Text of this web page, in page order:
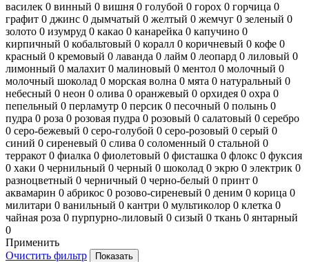
василек 0 винный 0 вишня 0 голубой 0 горох 0 горчица 0
графит 0 джинс 0 дымчатый 0 желтый 0 жемчуг 0 зеленый 0
золото 0 изумруд 0 какао 0 канарейка 0 капучино 0
кирпичный 0 кобальтовый 0 коралл 0 коричневый 0 кофе 0
красный 0 кремовый 0 лаванда 0 лайм 0 леопард 0 лиловый 0
лимонный 0 малахит 0 малиновый 0 ментол 0 молочный 0
молочный шоколад 0 морская волна 0 мята 0 натуральный 0
небесный 0 неон 0 олива 0 оранжевый 0 орхидея 0 охра 0
пепельный 0 перламутр 0 персик 0 песочный 0 полынь 0
пудра 0 роза 0 розовая пудра 0 розовый 0 салатовый 0 серебро
0 серо-бежевый 0 серо-голубой 0 серо-розовый 0 серый 0
синий 0 сиреневый 0 слива 0 соломенный 0 стальной 0
терракот 0 фиалка 0 фиолетовый 0 фисташка 0 флокс 0 фуксия
0 хаки 0 чернильный 0 черный 0 шоколад 0 экрю 0 электрик 0
разноцветный 0 черничный 0 черно-белый 0 принт 0
аквамарин 0 абрикос 0 розово-сиреневый 0 деним 0 корица 0
милитари 0 ванильный 0 кантри 0 мультиколор 0 клетка 0
чайная роза 0 пурпурно-лиловый 0 сизый 0 ткань 0 янтарный
0
Применить
Очистить фильтр